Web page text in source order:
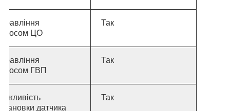
ЦО
Так
ГВП
Так
датчика
Так